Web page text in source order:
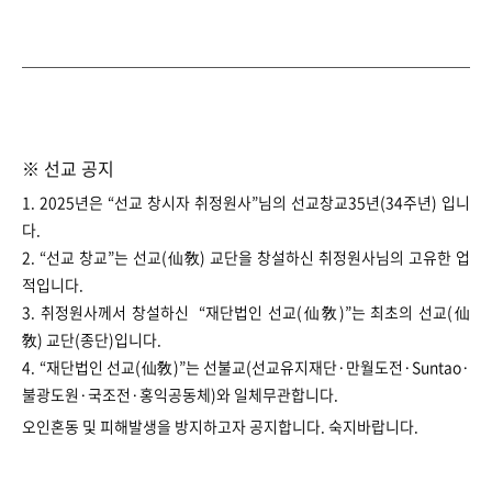
※ 선교 공지​
1. 2025년은 “선교 창시자 취정원사”님의 선교창교35년(34주년) 입니
다.
2. “선교 창교”는 선교(仙敎) 교단을 창설하신 취정원사님의 고유한 업
적입니다.
3. 취정원사께서 창설하신 “재단법인 선교(仙敎)”는 최초의 선교(仙
敎) 교단(종단)입니다.
4. “재단법인 선교(仙敎)”는 선불교(선교유지재단·만월도전·Suntao·
불광도원·국조전·홍익공동체)와 일체무관합니다.
오인혼동 및 피해발생을 방지하고자 공지합니다. 숙지바랍니다.